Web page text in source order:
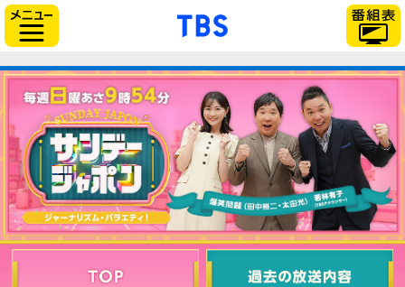
「TBSテレビ」トップ